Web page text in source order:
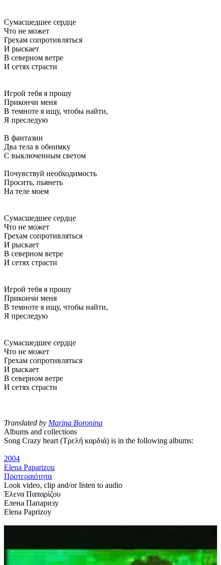
Сумасшедшее сердце
Что не может
Грехам сопротивляться
И рыскает
В северном ветре
И сетях страсти
Игрой тебя я прошу
Прикончи меня
В темноте я ищу, чтобы найти,
Я преследую
В фантазии
Два тела в обнимку
С выключенным светом
Почувствуй необходимость
Просить, пьянеть
На теле моем
Сумасшедшее сердце
Что не может
Грехам сопротивляться
И рыскает
В северном ветре
И сетях страсти
Игрой тебя я прошу
Прикончи меня
В темноте я ищу, чтобы найти,
Я преследую
Сумасшедшее сердце
Что не может
Грехам сопротивляться
И рыскает
В северном ветре
И сетях страсти
Translated by Marina Boronina
Albums and collections
Song Crazy heart (Τρελή καρδιά) is in the following albums:
2004
Elena Paparizou
Προτεραιότητα
Look video, clip and/or listen to audio
Έλενα Παπαρίζου
Елена Папаризу
Elena Paprizoy